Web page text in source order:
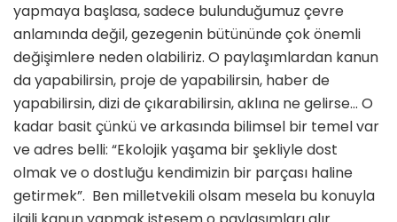
yapmaya başlasa, sadece bulunduğumuz çevre
anlamında değil, gezegenin bütününde çok önemli
değişimlere neden olabiliriz. O paylaşımlardan kanun
da yapabilirsin, proje de yapabilirsin, haber de
yapabilirsin, dizi de çıkarabilirsin, aklına ne gelirse… O
kadar basit çünkü ve arkasında bilimsel bir temel var
ve adres belli: “Ekolojik yaşama bir şekliyle dost
olmak ve o dostluğu kendimizin bir parçası haline
getirmek”. Ben milletvekili olsam mesela bu konuyla